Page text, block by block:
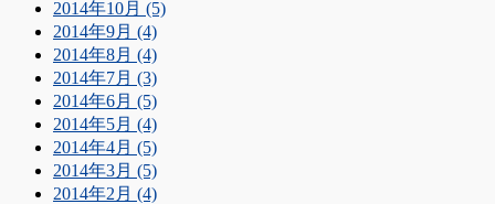
2014年10月 (5)
2014年9月 (4)
2014年8月 (4)
2014年7月 (3)
2014年6月 (5)
2014年5月 (4)
2014年4月 (5)
2014年3月 (5)
2014年2月 (4)